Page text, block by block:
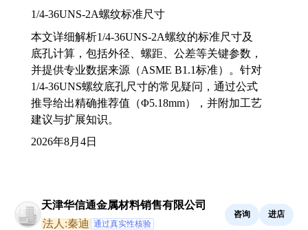
1/4-36UNS-2A螺纹标准尺寸
本文详细解析1/4-36UNS-2A螺纹的标准尺寸及
底孔计算，包括外径、螺距、公差等关键参数，
并提供专业数据来源（ASME B1.1标准）。针对
1/4-36UNS螺纹底孔尺寸的常见疑问，通过公式
推导给出精确推荐值（Φ5.18mm），并附加工艺
建议与扩展知识。
2026年8月4日
天津华信通金属材料销售有限公司
法人:秦迪 通过真实性核验
咨询 进店